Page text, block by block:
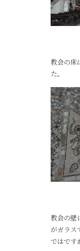
教会の床
た。
教会の壁
がガラス
ではです